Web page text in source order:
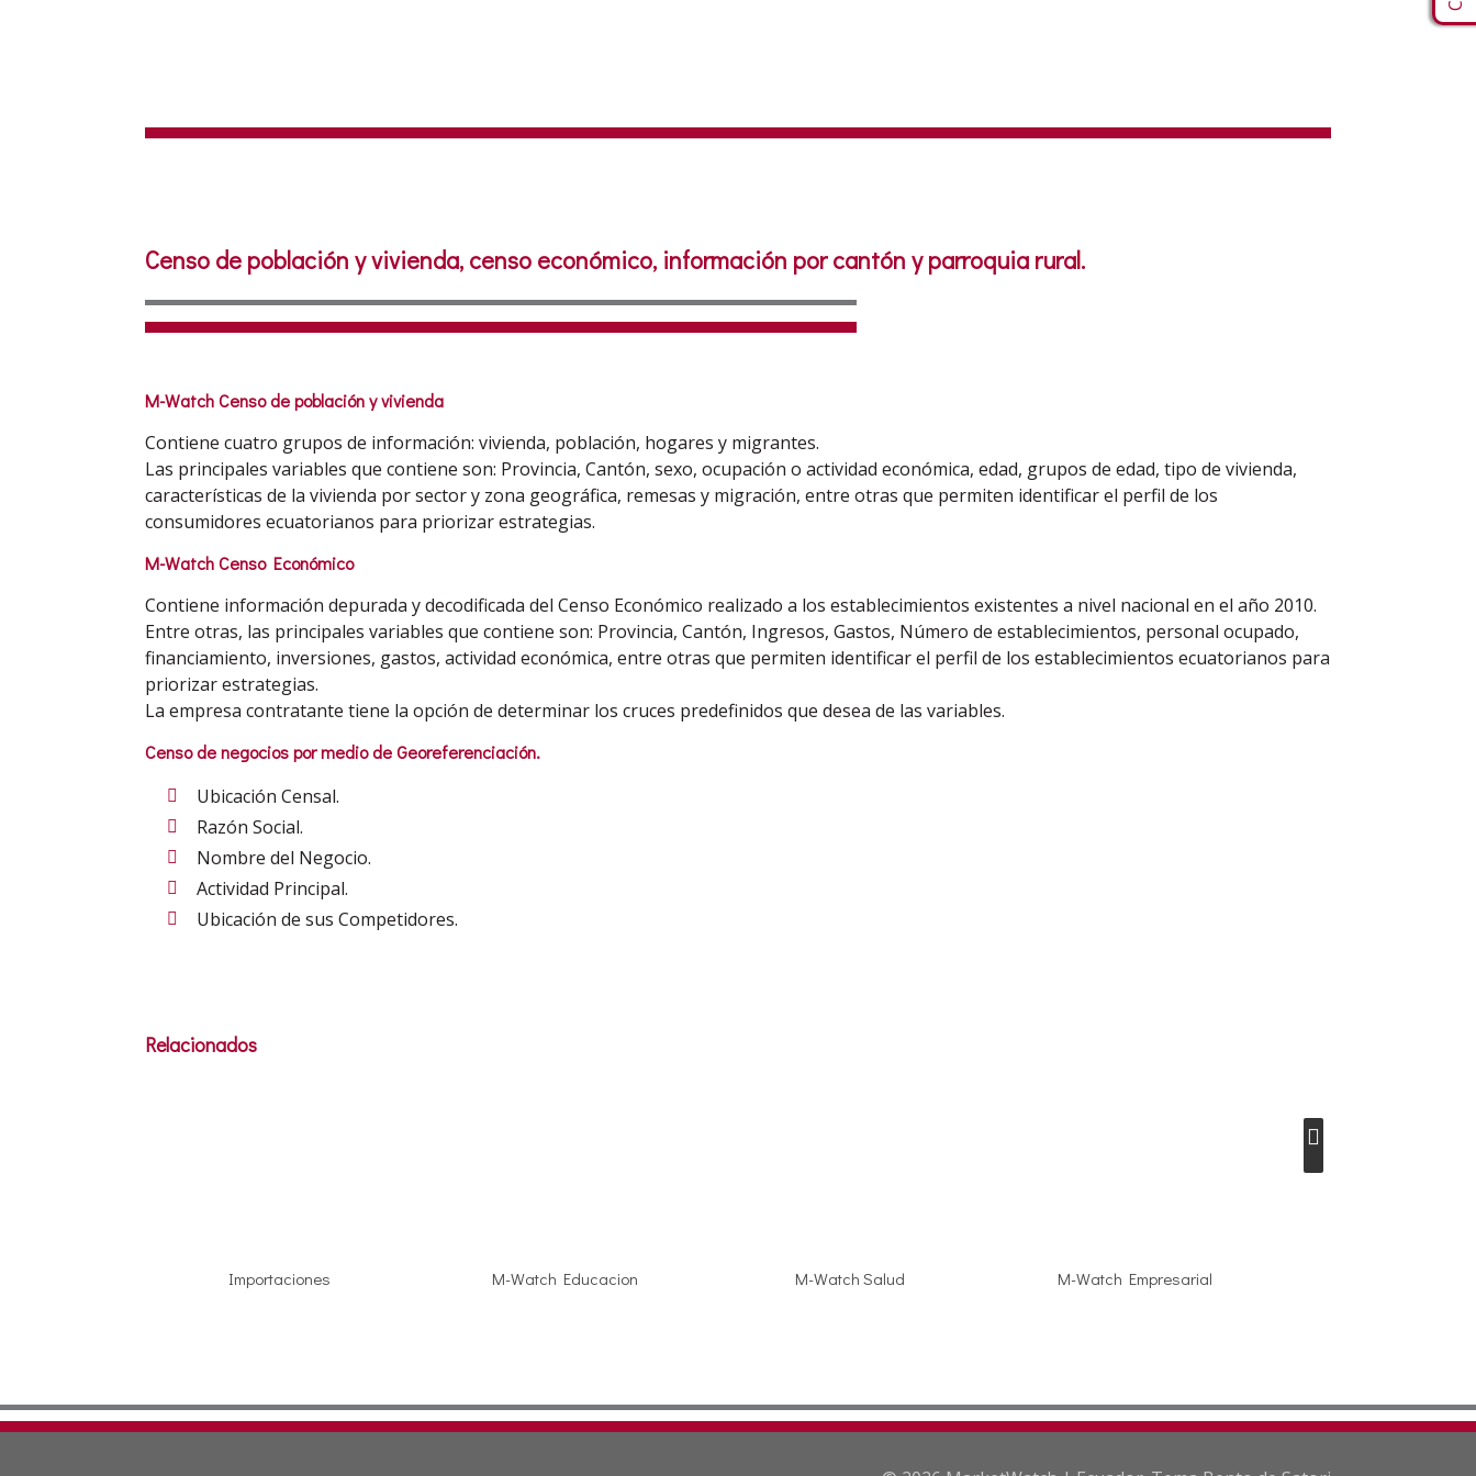
Censo de población y vivienda, censo económico, información por cantón y parroquia rural.
M-Watch Censo de población y vivienda
Contiene cuatro grupos de información: vivienda, población, hogares y migrantes.
Las principales variables que contiene son: Provincia, Cantón, sexo, ocupación o actividad económica, edad, grupos de edad, tipo de vivienda,
características de la vivienda por sector y zona geográfica, remesas y migración, entre otras que permiten identificar el perfil de los
consumidores ecuatorianos para priorizar estrategias.
M-Watch Censo Económico
Contiene información depurada y decodificada del Censo Económico realizado a los establecimientos existentes a nivel nacional en el año 2010.
Entre otras, las principales variables que contiene son: Provincia, Cantón, Ingresos, Gastos, Número de establecimientos, personal ocupado,
financiamiento, inversiones, gastos, actividad económica, entre otras que permiten identificar el perfil de los establecimientos ecuatorianos para
priorizar estrategias.
La empresa contratante tiene la opción de determinar los cruces predefinidos que desea de las variables.
Censo de negocios por medio de Georeferenciación.
Ubicación Censal.
Razón Social.
Nombre del Negocio.
Actividad Principal.
Ubicación de sus Competidores.
Relacionados
Importaciones M-Watch Educacion M-Watch Salud M-Watch Empresarial